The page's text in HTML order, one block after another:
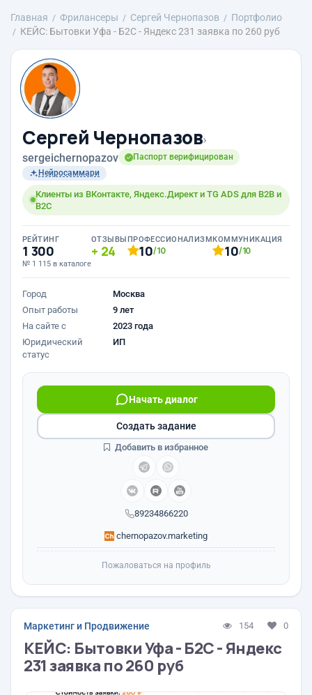
Главная Фрилансеры Сергей Чернопазов
Портфолио
КЕЙС: Бытовки Уфа - Б2С - Яндекс 231 заявка по 260 руб
Сергей Чернопазов›
sergeichernopazov
Паспорт верифицирован
Нейросаммари
Клиенты из ВКонтакте, Яндекс.Директ и TG ADS для B2B и
B2C
РЕЙТИНГ
1 300
№ 1 115 в каталоге
ОТЗЫВЫ
24
ПРОФЕССИОНАЛИЗМ
10/10
КОММУНИКАЦИЯ
10/10
Город
Москва
Опыт работы
9 лет
На сайте с
2023 года
Юридический
статус
ИП
89234866220
Начать диалог
chernopazov.marketing
Создать задание
Добавить в избранное
Пожаловаться на профиль
Маркетинг и Продвижение 154 0
КЕЙС: Бытовки Уфа - Б2С - Яндекс
231 заявка по 260 руб